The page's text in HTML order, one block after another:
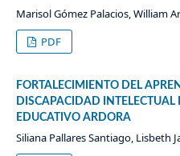
Marisol Gómez Palacios, William
PDF
FORTALECIMIENTO DEL
DISCAPACIDAD
EDUCATIVO ARDORA
Siliana Pallares Santiago, Lisbeth